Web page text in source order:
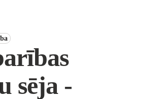
sēja -